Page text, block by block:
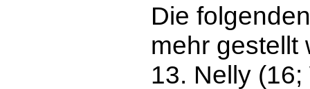
Die
mehr gestellt
13. Nelly